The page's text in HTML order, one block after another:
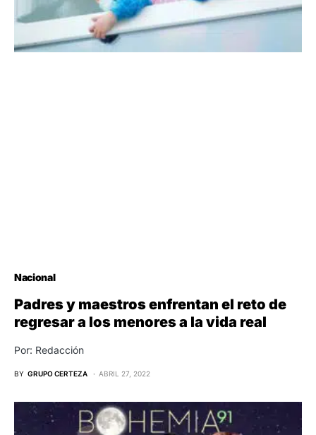
Nacional
Padres y maestros enfrentan el reto de
regresar a los menores a la vida real
Por: Redacción
BY GRUPO CERTEZA ABRIL 27, 2022